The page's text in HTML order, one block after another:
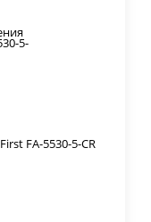
FA-5530-5-CR